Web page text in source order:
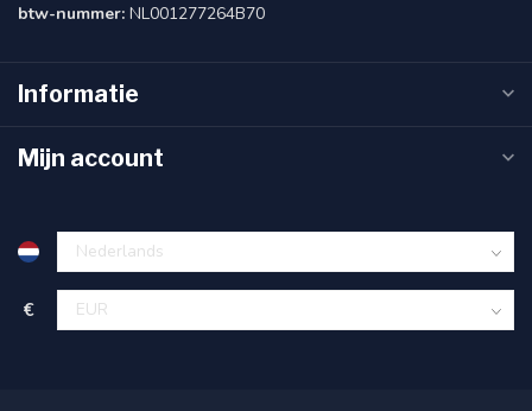
btw-nummer: NL001277264B70
Informatie
Mijn account
€